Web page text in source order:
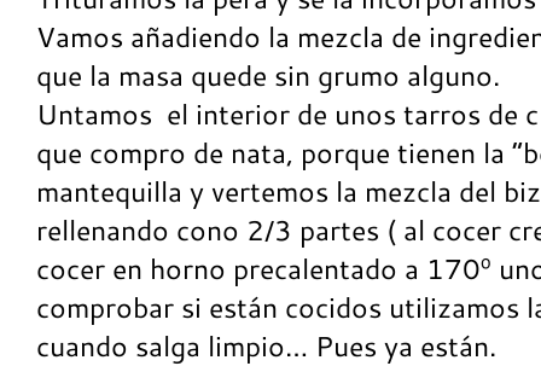
Vamos añadiendo la mezcla de
que la masa quede sin grumo alguno.
Untamos el interior de unos tarros de
que compro de nata, porque tienen la
mantequilla y vertemos la mezcla del
rellenando cono 2/3 partes ( al cocer
cocer en horno precalentado a 170º
comprobar si están cocidos utilizamos
cuando salga limpio… Pues ya están.